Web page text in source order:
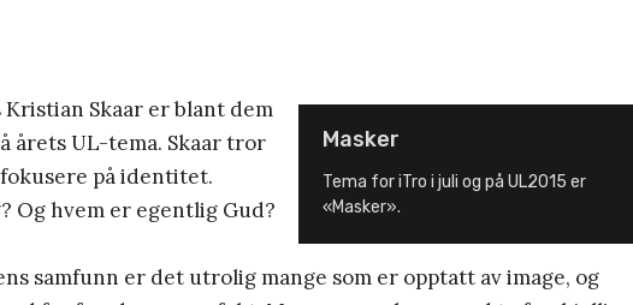
Masker
Tema for iTro i juli og på UL2015 er
«Masker».
Kristian Skaar er blant dem
årets UL-tema. Skaar tror
på identitet.
Og hvem er egentlig Gud?
samfunn er det utrolig mange som er opptatt av image, og